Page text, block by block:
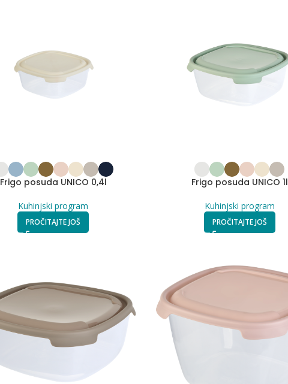
Frigo posuda UNICO 0,4l
Kuhinjski program
PROČITAJTE JOŠ
Frigo posuda UNICO 1l
Kuhinjski program
PROČITAJTE JOŠ